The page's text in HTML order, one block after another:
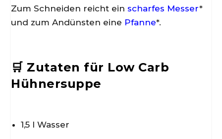
Zum Schneiden reicht ein scharfes Messer*
und zum Andünsten eine Pfanne*.
🛒 Zutaten für Low Carb
Hühnersuppe
1,5 l Wasser